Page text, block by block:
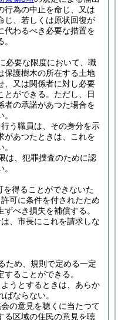
行為の中止を命じ、又は
じ、若しくは原状回復が
代わるべき必要な措置を
必要な限度において、職
保護樹木の所在する土地
、又は関係者に対し必要
ができる。 ただし、日
者の承諾があつた場合を
う職員は、その身分を示
があつたときは、これを
は、犯罪捜査のために認
を得ることができないた
可に条件を付されたため
べき損失を補償する。
、市長にこれを請求しな
ため、規則で定める一定
ることができる。
うとするときは、あらか
ならない。
の意見を聴くに当たつて
る区域の住民の意見を聴